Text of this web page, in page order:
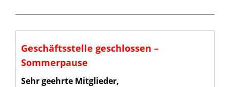
Geschäftsstelle geschlossen –
Sommerpause
Sehr geehrte Mitglieder,